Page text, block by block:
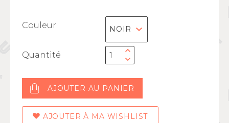
Couleur
Quantité
AJOUTER AU PANIER
AJOUTER À MA WISHLIST